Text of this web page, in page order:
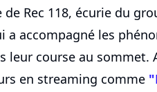
Rec 118, écurie du
a accompagné les
leur course au sommet.
en streaming comme